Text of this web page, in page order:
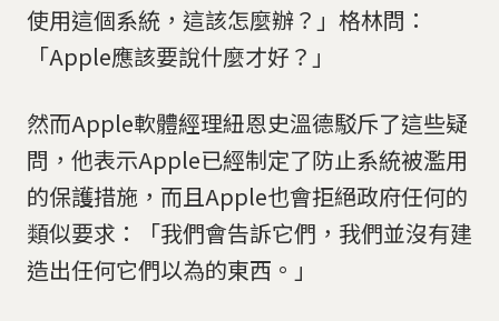
使用這個系統，這該怎麼辦？」格林問：
「Apple應該要說什麼才好？」
然而Apple軟體經理紐恩史溫德駁斥了這些疑
問，他表示Apple已經制定了防止系統被濫用
的保護措施，而且Apple也會拒絕政府任何的
類似要求：「我們會告訴它們，我們並沒有建
造出任何它們以為的東西。」